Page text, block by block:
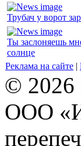
Трубач у ворот
Ты заслоняешь
солнце
Реклама на сайте |
© 2026
ООО